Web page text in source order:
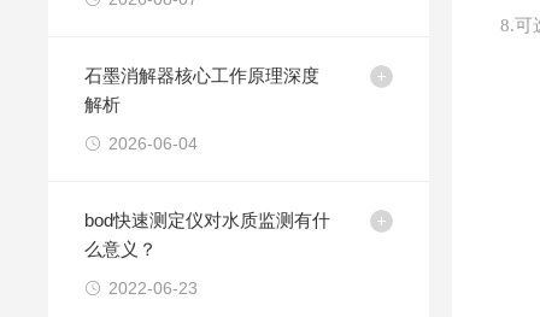
石墨消解器核心工作原理深度
解析
2026-06-04
bod快速测定仪对水质监测有什
么意义？
2022-06-23
8.可